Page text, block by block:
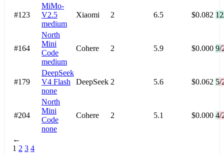
#123
MiMo-
V2.5
medium
Xiaomi 2 6.5 $0.082
#164
North
Mini
Code
medium
Cohere 2 5.9 $0.000 9/
#179
DeepSeek
V4 Flash
none
DeepSeek 2 5.6 $0.062 5/
#204
North
Mini
Code
none
Cohere 2 5.1 $0.000 4/
←
1 2 3 4